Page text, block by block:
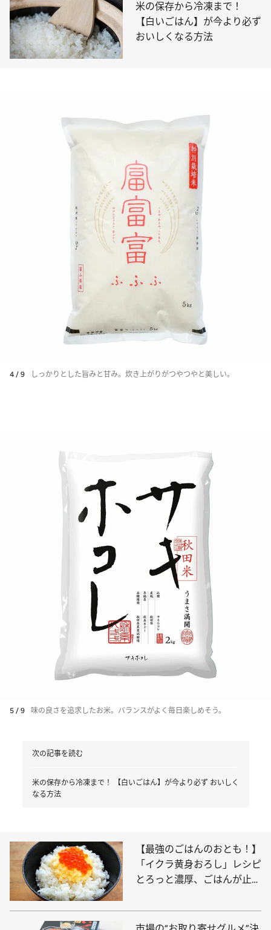
米の保存から冷凍まで！
【白いごはん】が今より必ず
おいしくなる方法
4 / 9 しっかりとした旨みと甘み。炊き上がりがつやつやと美しい。
5 / 9 味の良さを追求したお米。バランスがよく毎日楽しめそう。
次の記事を読む
米の保存から冷凍まで！ 【白いごはん】が今より必ず おいしく
なる方法
【最強のごはんのおとも！】
「イクラ黄身おろし」レシピ
とろっと濃厚、ごはんが止ま